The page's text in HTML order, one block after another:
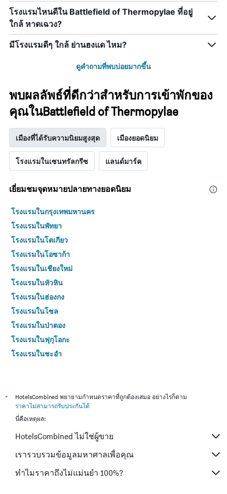
โรงแรมไหนดีใน Battlefield of Thermopylae ที่อยู่
ใกล้ หาดเฉวง?
มีโรงแรมดีๆ ใกล้ ย่านฮงแด ไหม?
ดูคำถามที่พบบ่อยมากขึ้น
พบผลลัพธ์ที่ดีกว่าสำหรับการเข้าพักของ
คุณในBattlefield of Thermopylae
เมืองที่ได้รับความนิยมสูงสุด เมืองยอดนิยม
โรงแรมในเซนทรัลกรีซ แลนด์มาร์ค
เยี่ยมชมจุดหมายปลายทางยอดนิยม
โรงแรมในกรุงเทพมหานคร
โรงแรมในพัทยา
โรงแรมในโตเกียว
โรงแรมในโอซาก้า
โรงแรมในเชียงใหม่
โรงแรมในหัวหิน
โรงแรมในฮ่องกง
โรงแรมในโซล
โรงแรมในป่าตอง
โรงแรมในฟุกุโอกะ
โรงแรมในชะอำ
โรงแรมในเกาะสมุย
โรงแรมในเซี่ยงไฮ้
โรงแรมในเกาะช้าง (ตราด)
โรงแรมในไทเป
โรงแรมในหาดใหญ่
โรงแรมในชลบุรี
*
HotelsCombined พยายามกำหนดราคาที่ถูกต้องเสมอ อย่างไรก็ตาม
ราคาไม่สามารถรับประกันได้
นี่คือเหตุผล:
HotelsCombined ไม่ใช่ผู้ขาย
เรารวบรวมข้อมูลมหาศาลเพื่อคุณ
ทำไมราคาถึงไม่แม่นยำ 100%?